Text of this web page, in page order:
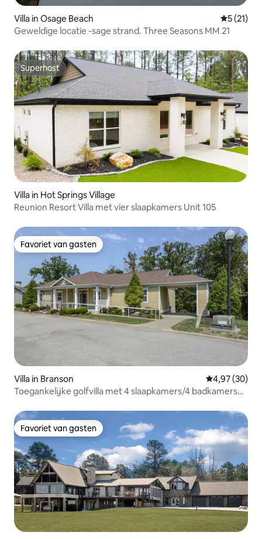
Villa in Osage Beach
5 (21)
Geweldige locatie -sage strand. Three Seasons MM 21
Superhost
Superhost
Villa in Hot Springs Village
Reunion Resort Villa met vier slaapkamers Unit 105
Favoriet van gasten
Favoriet van gasten
Villa in Branson Gemiddelde
4,97 (30)
Toegankelijke golfvilla met 4 slaapkamers/4 badkamers
Favoriet van gasten
Favoriet van gasten